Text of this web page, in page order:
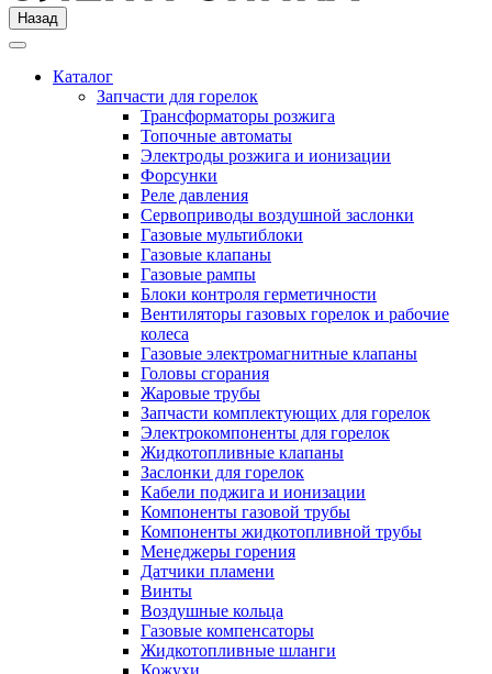
Назад
Каталог
Запчасти для горелок
Трансформаторы розжига
Топочные автоматы
Электроды розжига и ионизации
Форсунки
Реле давления
Сервоприводы воздушной заслонки
Газовые мультиблоки
Газовые клапаны
Газовые рампы
Блоки контроля герметичности
Вентиляторы газовых горелок и рабочие
колеса
Газовые электромагнитные клапаны
Головы сгорания
Жаровые трубы
Запчасти комплектующих для горелок
Электрокомпоненты для горелок
Жидкотопливные клапаны
Заслонки для горелок
Кабели поджига и ионизации
Компоненты газовой трубы
Компоненты жидкотопливной трубы
Менеджеры горения
Датчики пламени
Винты
Воздушные кольца
Газовые компенсаторы
Жидкотопливные шланги
Кожухи